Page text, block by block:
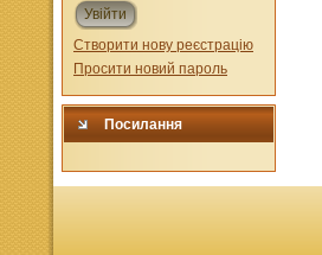
Увійти
Створити нову реєстрацію
Просити новий пароль
Посилання